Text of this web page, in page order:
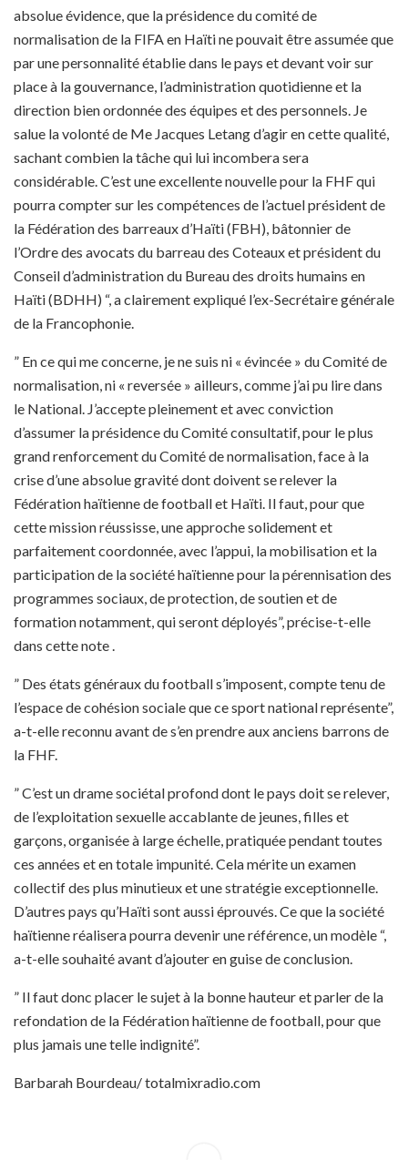
absolue évidence, que la présidence du comité de
normalisation de la FIFA en Haïti ne pouvait être assumée que
par une personnalité établie dans le pays et devant voir sur
place à la gouvernance, l’administration quotidienne et la
direction bien ordonnée des équipes et des personnels. Je
salue la volonté de Me Jacques Letang d’agir en cette qualité,
sachant combien la tâche qui lui incombera sera
considérable. C’est une excellente nouvelle pour la FHF qui
pourra compter sur les compétences de l’actuel président de
la Fédération des barreaux d’Haïti (FBH), bâtonnier de
l’Ordre des avocats du barreau des Coteaux et président du
Conseil d’administration du Bureau des droits humains en
Haïti (BDHH) “, a clairement expliqué l’ex-Secrétaire générale
de la Francophonie.
” En ce qui me concerne, je ne suis ni « évincée » du Comité de
normalisation, ni « reversée » ailleurs, comme j’ai pu lire dans
le National. J’accepte pleinement et avec conviction
d’assumer la présidence du Comité consultatif, pour le plus
grand renforcement du Comité de normalisation, face à la
crise d’une absolue gravité dont doivent se relever la
Fédération haïtienne de football et Haïti. Il faut, pour que
cette mission réussisse, une approche solidement et
parfaitement coordonnée, avec l’appui, la mobilisation et la
participation de la société haïtienne pour la pérennisation des
programmes sociaux, de protection, de soutien et de
formation notamment, qui seront déployés”, précise-t-elle
dans cette note .
” Des états généraux du football s’imposent, compte tenu de
l’espace de cohésion sociale que ce sport national représente”,
a-t-elle reconnu avant de s’en prendre aux anciens barrons de
la FHF.
” C’est un drame sociétal profond dont le pays doit se relever,
de l’exploitation sexuelle accablante de jeunes, filles et
garçons, organisée à large échelle, pratiquée pendant toutes
ces années et en totale impunité. Cela mérite un examen
collectif des plus minutieux et une stratégie exceptionnelle.
D’autres pays qu’Haïti sont aussi éprouvés. Ce que la société
haïtienne réalisera pourra devenir une référence, un modèle “,
a-t-elle souhaité avant d’ajouter en guise de conclusion.
” Il faut donc placer le sujet à la bonne hauteur et parler de la
refondation de la Fédération haïtienne de football, pour que
plus jamais une telle indignité”.
Barbarah Bourdeau/ totalmixradio.com